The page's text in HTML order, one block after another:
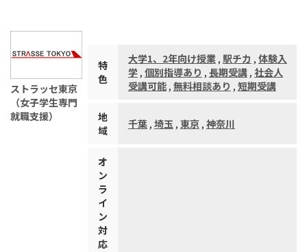
ストラッセ東京
（女子学生専門
就職支援）
特
色
大学1、2年向け授業, 駅チカ , 体験入
学, 個別指導あり , 長期受講, 社会人
受講可能, 無料相談あり , 短期受講
地
域
千葉, 埼玉, 東京, 神奈川
オ
ン
ラ
イ
ン
対
応